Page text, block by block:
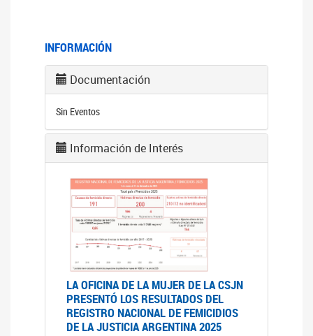
INFORMACIÓN
Documentación
Sin Eventos
Información de Interés
LA OFICINA DE LA MUJER DE LA CSJN
PRESENTÓ LOS RESULTADOS DEL
REGISTRO NACIONAL DE FEMICIDIOS
DE LA JUSTICIA ARGENTINA 2025